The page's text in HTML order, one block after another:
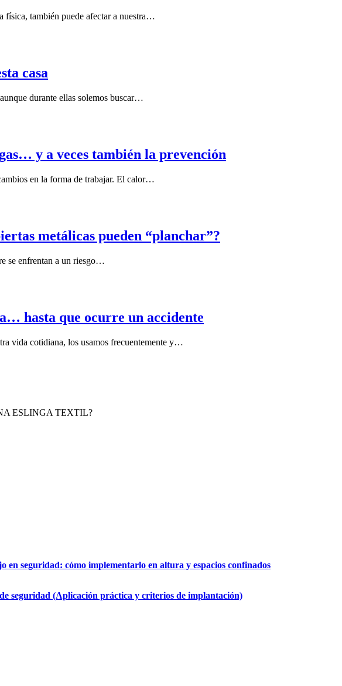
física, también puede afectar a nuestra…
casa
durante ellas solemos buscar…
y a veces también la prevención
en la forma de trabajar. El calor…
metálicas pueden “planchar”?
se enfrentan a un riesgo…
hasta que ocurre un accidente
vida cotidiana, los usamos frecuentemente y…
ESLINGA TEXTIL?
seguridad: cómo implementarlo en altura y espacios confinados
seguridad (Aplicación práctica y criterios de implantación)